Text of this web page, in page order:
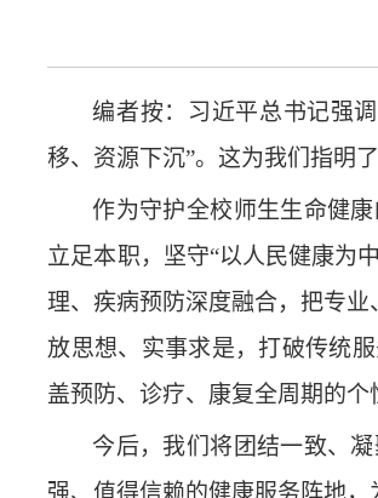
编者按：习近平总书记强调
移、资源下沉”。这为我们指明
作为守护全校师生生命健
立足本职，坚守“以人民健康为
理、疾病预防深度融合，把专
放思想、实事求是，打破传统
盖预防、诊疗、康复全周期的个
今后，我们将团结一致、
强、值得信赖的健康服务阵地